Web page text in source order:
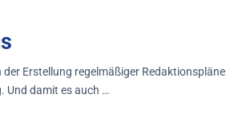
Erstellung regelmäßiger Redaktionspläne
Und damit es auch …